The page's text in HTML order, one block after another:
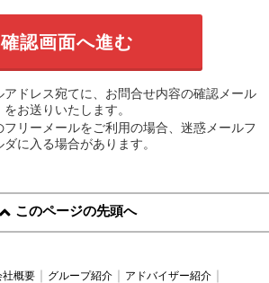
ドレス宛てに、お問合せ内容の確認メール
をお送りいたします。
リーメールをご利用の場合、迷惑メールフ
ダに入る場合があります。
このページの先頭へ
社概要 グループ紹介
アドバイザー紹介